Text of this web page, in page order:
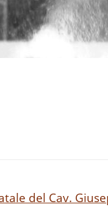
del Cav.